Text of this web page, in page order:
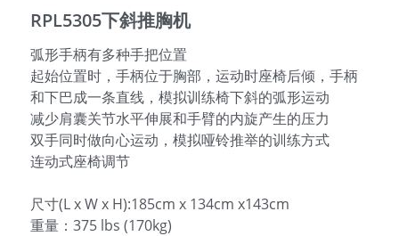
RPL5305下斜推胸机
弧形手柄有多种手把位置
起始位置时，手柄位于胸部，运动时座椅后倾，手柄
和下巴成一条直线，模拟训练椅下斜的弧形运动
减少肩囊关节水平伸展和手臂的内旋产生的压力
双手同时做向心运动，模拟哑铃推举的训练方式
连动式座椅调节
尺寸(L x W x H):185cm x 134cm x143cm
重量：375 lbs (170kg)